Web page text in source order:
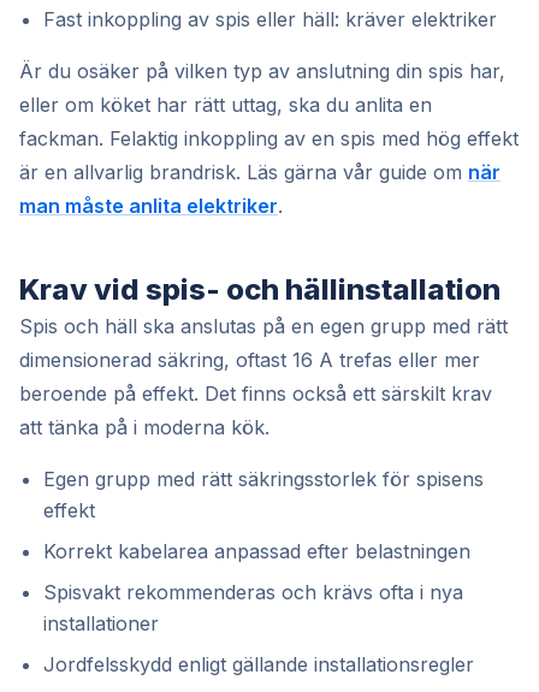
Fast inkoppling av spis eller häll: kräver elektriker
Är du osäker på vilken typ av anslutning din spis har,
eller om köket har rätt uttag, ska du anlita en
fackman. Felaktig inkoppling av en spis med hög effekt
är en allvarlig brandrisk. Läs gärna vår guide om när
man måste anlita elektriker.
Krav vid spis- och hällinstallation
Spis och häll ska anslutas på en egen grupp med rätt
dimensionerad säkring, oftast 16 A trefas eller mer
beroende på effekt. Det finns också ett särskilt krav
att tänka på i moderna kök.
Egen grupp med rätt säkringsstorlek för spisens
effekt
Korrekt kabelarea anpassad efter belastningen
Spisvakt rekommenderas och krävs ofta i nya
installationer
Jordfelsskydd enligt gällande installationsregler